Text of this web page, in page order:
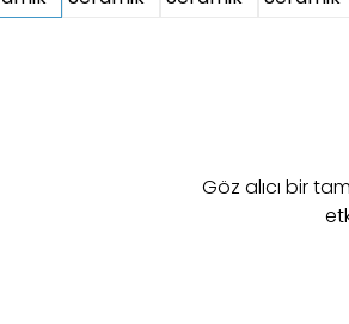
Göz alıcı bir